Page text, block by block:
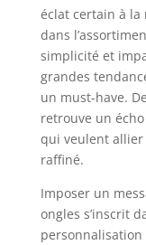
éclat certain à la
dans
simplicité et
grandes
un must-have.
retrouve un
qui veulent allier
raffiné.
Imposer un
ongles s’inscrit
personnalisation